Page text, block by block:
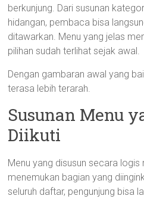
berkunjung. Dari susunan
hidangan, pembaca bisa
ditawarkan. Menu yang jelas
pilihan sudah terlihat sejak awal.
Dengan gambaran awal yang
terasa lebih terarah.
Susunan Menu
Diikuti
Menu yang disusun secara
menemukan bagian yang
seluruh daftar, pengunjung bisa